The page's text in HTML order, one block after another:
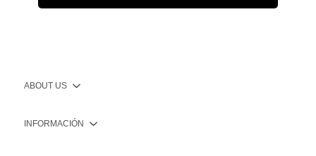
ABOUT US
INFORMACIÓN